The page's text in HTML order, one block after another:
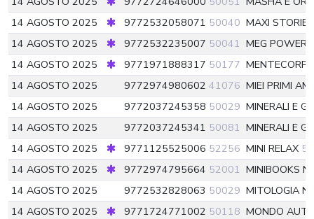
14 AGOSTO 2025
9772532058071 50040 MAXI STORIE
14 AGOSTO 2025
9772532235007 50041 MEG POWER
14 AGOSTO 2025
9771971888317 50177
14 AGOSTO 2025
9772974980602 41076 MIEI PRIMI
14 AGOSTO 2025
9772037245358 50029 MINERALI E
14 AGOSTO 2025
9772037245341 50081 MINERALI E
14 AGOSTO 2025
9771125525006 52256 MINI RELAX
14 AGOSTO 2025
9772974795664 52001 MINIBOOKS
14 AGOSTO 2025
9772532828063 50029 MITOLOGIA
14 AGOSTO 2025
9771724771002 50118 MONDO